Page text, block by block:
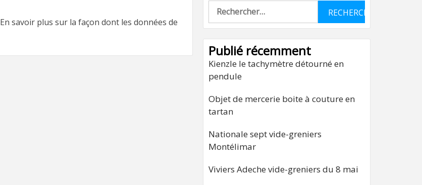
En savoir plus sur la façon dont les données de
Rechercher :
Publié récemment
Kienzle le tachymètre détourné en
pendule
Objet de mercerie boite à couture en
tartan
Nationale sept vide-greniers
Montélimar
Viviers Adeche vide-greniers du 8 mai